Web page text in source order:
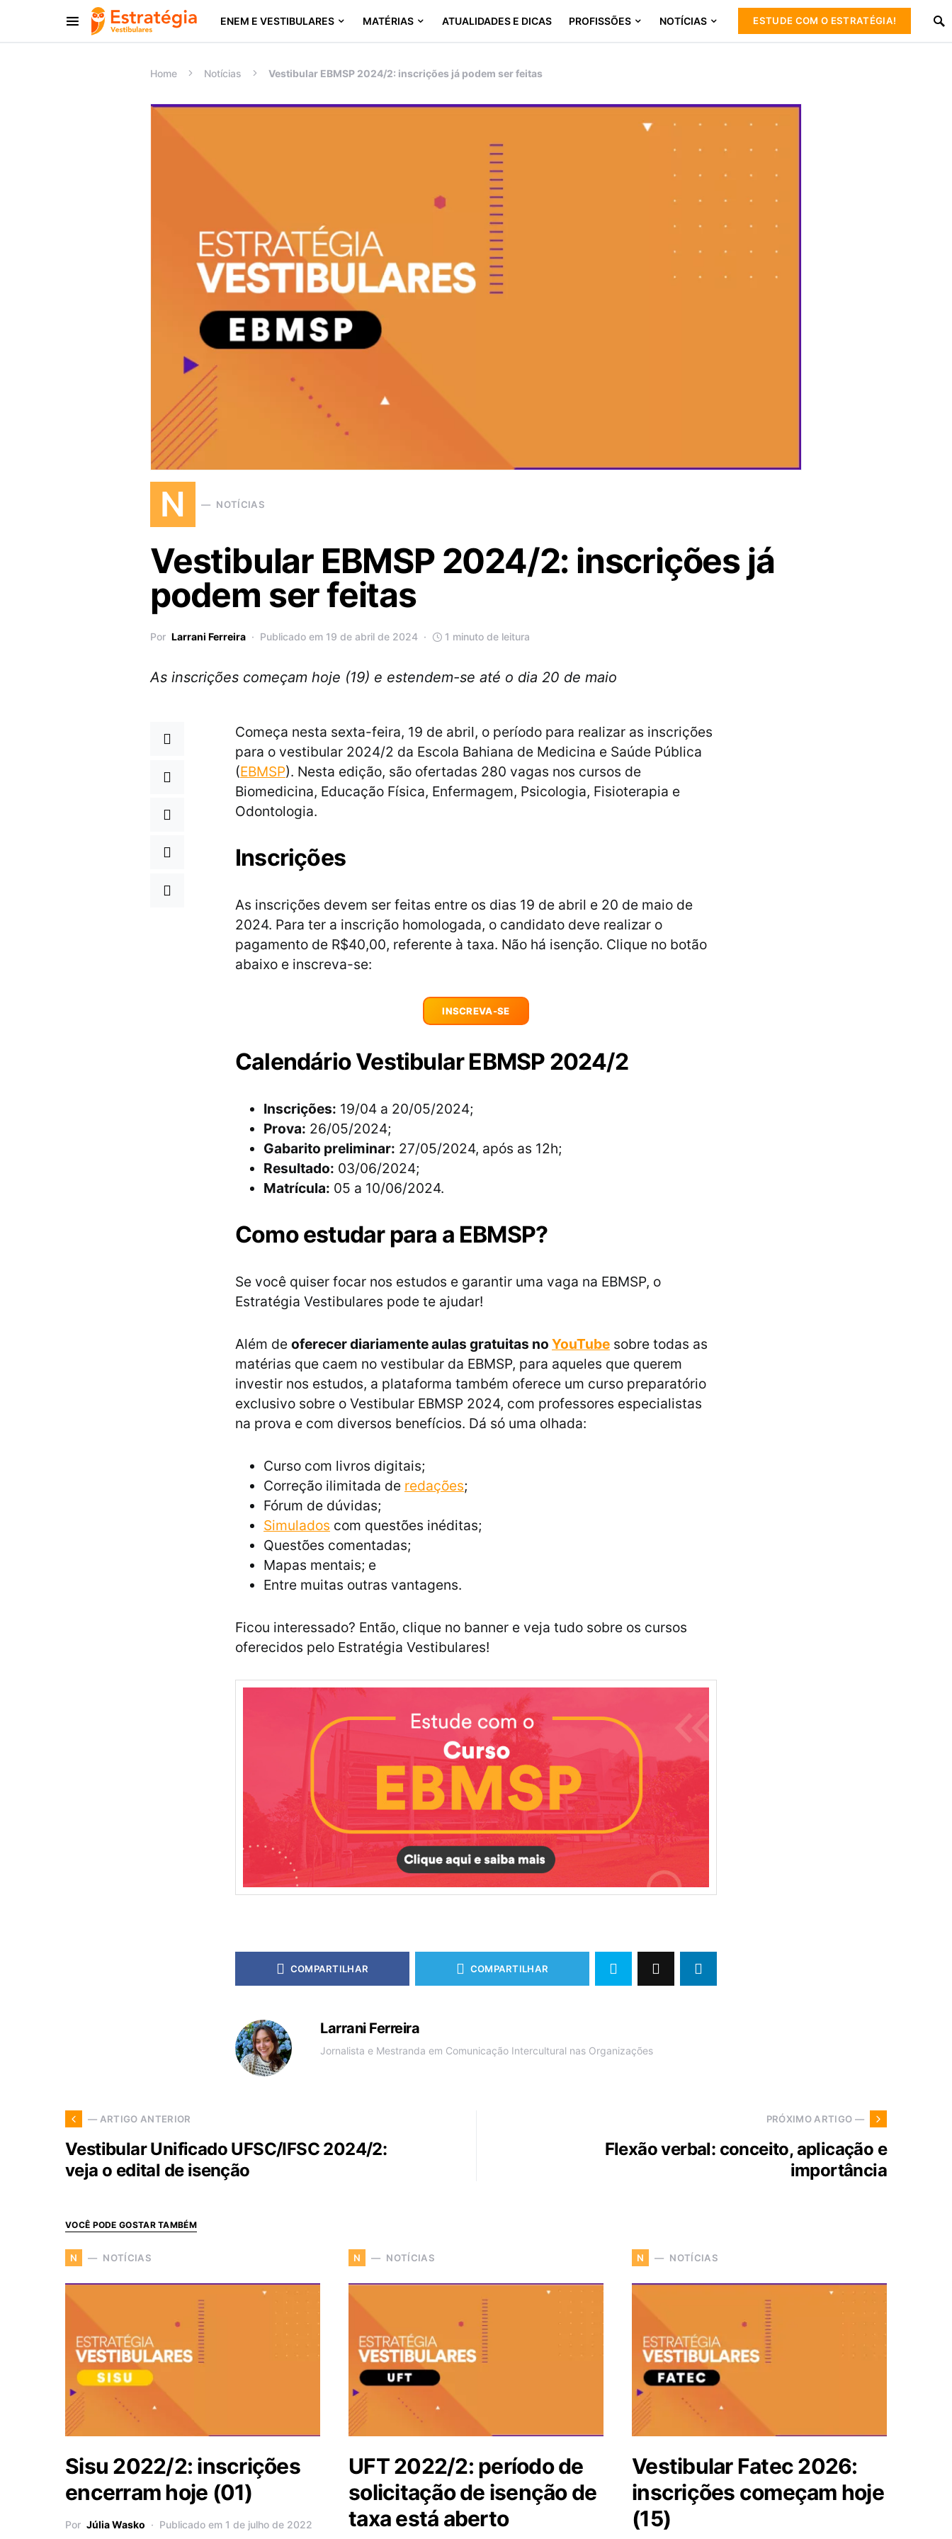
ENEM E VESTIBULARES MATÉRIAS ATUALIDADES E DICAS PROFISSÕES NOTÍCIAS ESTUDE COM O ESTRATÉGIA!
Procurar:
Home Notícias Vestibular EBMSP 2024/2: inscrições já podem ser feitas
N NOTÍCIAS
Vestibular EBMSP 2024/2: inscrições já
podem ser feitas
Por Larrani Ferreira Publicado em 19 de abril de 2024 1 minuto de leitura
As inscrições começam hoje (19) e estendem-se até o dia 20 de maio
Começa nesta sexta-feira, 19 de abril, o período para realizar as inscrições
para o vestibular 2024/2 da Escola Bahiana de Medicina e Saúde Pública
(EBMSP). Nesta edição, são ofertadas 280 vagas nos cursos de
Biomedicina, Educação Física, Enfermagem, Psicologia, Fisioterapia e
Odontologia.
Inscrições
As inscrições devem ser feitas entre os dias 19 de abril e 20 de maio de
2024. Para ter a inscrição homologada, o candidato deve realizar o
pagamento de R$40,00, referente à taxa. Não há isenção. Clique no botão
abaixo e inscreva-se:
INSCREVA-SE
Calendário Vestibular EBMSP 2024/2
Inscrições: 19/04 a 20/05/2024;
Prova: 26/05/2024;
Gabarito preliminar: 27/05/2024, após as 12h;
Resultado: 03/06/2024;
Matrícula: 05 a 10/06/2024.
Como estudar para a EBMSP?
Se você quiser focar nos estudos e garantir uma vaga na EBMSP, o
Estratégia Vestibulares pode te ajudar!
Além de oferecer diariamente aulas gratuitas no YouTube sobre todas as
matérias que caem no vestibular da EBMSP, para aqueles que querem
investir nos estudos, a plataforma também oferece um curso preparatório
exclusivo sobre o Vestibular EBMSP 2024, com professores especialistas
na prova e com diversos benefícios. Dá só uma olhada:
Curso com livros digitais;
Correção ilimitada de redações;
Fórum de dúvidas;
Simulados com questões inéditas;
Questões comentadas;
Mapas mentais; e
Entre muitas outras vantagens.
Ficou interessado? Então, clique no banner e veja tudo sobre os cursos
oferecidos pelo Estratégia Vestibulares!
COMPARTILHAR COMPARTILHAR
Larrani Ferreira
Jornalista e Mestranda em Comunicação Intercultural nas Organizações
— ARTIGO ANTERIOR
Vestibular Unificado UFSC/IFSC 2024/2:
veja o edital de isenção
PRÓXIMO ARTIGO —
Flexão verbal: conceito, aplicação e
importância
VOCÊ PODE GOSTAR TAMBÉM
N NOTÍCIAS
Sisu 2022/2: inscrições
encerram hoje (01)
Por Júlia Wasko Publicado em 1 de julho de 2022
N NOTÍCIAS
UFT 2022/2: período de
solicitação de isenção de
taxa está aberto
N NOTÍCIAS
Vestibular Fatec 2026:
inscrições começam hoje
(15)